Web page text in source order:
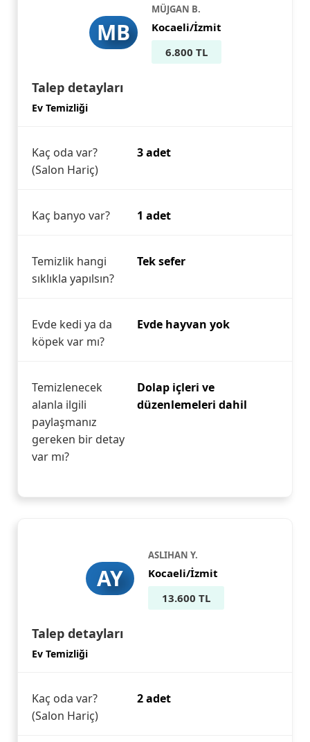
MB
MÜJGAN B.
Kocaeli/İzmit
6.800 TL
Talep detayları
Ev Temizliği
Kaç oda var?
(Salon Hariç)
3 adet
Kaç banyo var? 1 adet
Temizlik hangi
sıklıkla yapılsın?
Tek sefer
Evde kedi ya da
köpek var mı?
Evde hayvan yok
Temizlenecek
alanla ilgili
paylaşmanız
gereken bir detay
var mı?
Dolap içleri ve
düzenlemeleri dahil
AY
ASLIHAN Y.
Kocaeli/İzmit
13.600 TL
Talep detayları
Ev Temizliği
Kaç oda var?
(Salon Hariç)
2 adet